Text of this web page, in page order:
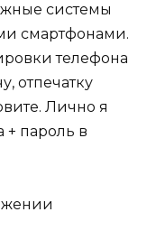
системы
смартфонами.
телефона
отпечатку
Лично я
+ пароль в